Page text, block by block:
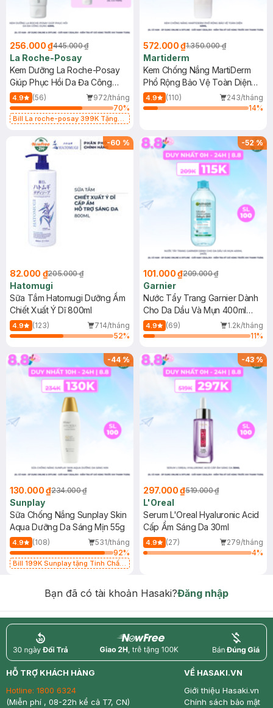
256.000 ₫445.000 ₫
La Roche-Posay
Kem Dưỡng La Roche-Posay
Giúp Phục Hồi Da Đa Công
Dụng 40ml
4.9 (56)
972/tháng
70%
Bill La roche-posay 399K Tặng
(SL có hạn)
572.000 ₫1.350.000 ₫
Martiderm
Kem Chống Nắng MartiDerm
Phổ Rộng Bảo Vệ Toàn Diện
40ml
4.9 (110)
243/tháng
14%
-60 %
82.000 ₫205.000 ₫
Hatomugi
Sữa Tắm Hatomugi Dưỡng Ẩm
Chiết Xuất Ý Dĩ 800ml
4.9 (123)
714/tháng
52%
-52%
101.000 ₫209.000 ₫
Garnier
Nước Tẩy Trang Garnier Dành
Cho Da Dầu Và Mụn 400ml
(Mới)
4.9 (69)
1.2k/tháng
11%
-44%
130.000 ₫234.000 ₫
Sunplay
Sữa Chống Nắng Sunplay Skin
Aqua Dưỡng Da Sáng Mịn 55g
4.9 (108)
531/tháng
92%
Bill 199K Sunplay tặng Tinh Chất
-43%
297.000 ₫519.000 ₫
L'Oreal
Serum L'Oreal Hyaluronic Acid
Cấp Ẩm Sáng Da 30ml
4.9 (27)
279/tháng
4%
Bạn đã có tài khoản Hasaki?Đăng nhập
return nowfree price
HỖ TRỢ KHÁCH HÀNG
Hotline: 1800 6324
(Miễn phí , 08-22h kể cả T7, CN)
VỀ HASAKI.VN
Giới thiệu Hasaki.vn
Chính sách bảo mật